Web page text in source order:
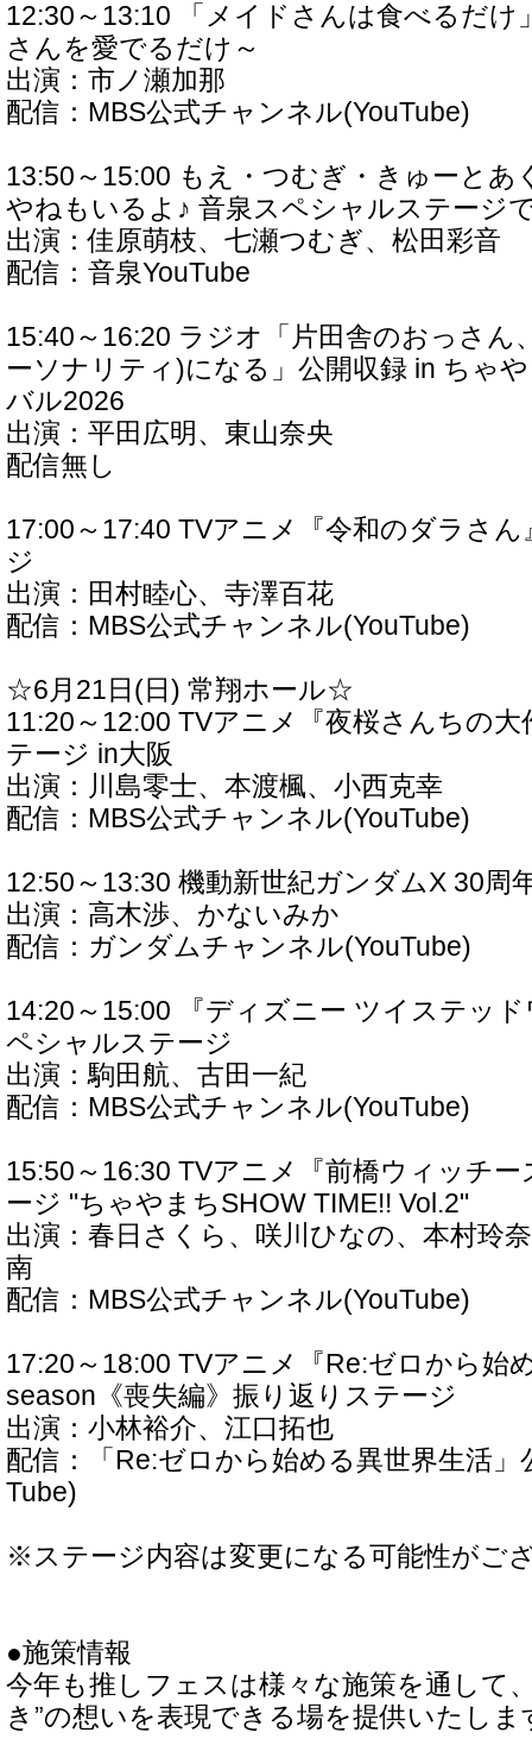
12:30～13:10 「メイドさんは食べるだけ
さんを愛でるだけ～
出演：市ノ瀬加那
配信：MBS公式チャンネル(YouTube)
13:50～15:00 もえ・つむぎ・きゅーとあ
やねもいるよ♪ 音泉スペシャルステージ
出演：佳原萌枝、七瀬つむぎ、松田彩音
配信：音泉YouTube
15:40～16:20 ラジオ「片田舎のおっさん
ーソナリティ)になる」公開収録 in ちゃ
バル2026
出演：平田広明、東山奈央
配信無し
17:00～17:40 TVアニメ『令和のダラさ
ジ
出演：田村睦心、寺澤百花
配信：MBS公式チャンネル(YouTube)
☆6月21日(日) 常翔ホール☆
11:20～12:00 TVアニメ『夜桜さんちの
テージ in大阪
出演：川島零士、本渡楓、小西克幸
配信：MBS公式チャンネル(YouTube)
12:50～13:30 機動新世紀ガンダムX 30周
出演：高木渉、かないみか
配信：ガンダムチャンネル(YouTube)
14:20～15:00 『ディズニー ツイステッ
ペシャルステージ
出演：駒田航、古田一紀
配信：MBS公式チャンネル(YouTube)
15:50～16:30 TVアニメ『前橋ウィッチ
ージ "ちゃやまちSHOW TIME!! Vol.2"
出演：春日さくら、咲川ひなの、本村玲
南
配信：MBS公式チャンネル(YouTube)
17:20～18:00 TVアニメ『Re:ゼロから始
season《喪失編》振り返りステージ
出演：小林裕介、江口拓也
配信：「Re:ゼロから始める異世界生活
Tube)
※ステージ内容は変更になる可能性がご
●施策情報
今年も推しフェスは様々な施策を通して
き”の想いを表現できる場を提供いたしま